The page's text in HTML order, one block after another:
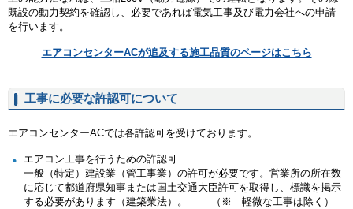
既設の動力契約を確認し、必要であれば電気工事及び電力会社への申請
を行います。
エアコンセンターACが追及する施工品質のページはこちら
工事に必要な許認可について
エアコンセンターACでは各許認可を受けております。
エアコン工事を行うための許認可
一般（特定）建設業（管工事業）の許可が必要です。営業所の所在数
に応じて都道府県知事または国土交通大臣許可を取得し、標識を掲示
する必要があります（建築業法）。 （※ 軽微な工事は除く）